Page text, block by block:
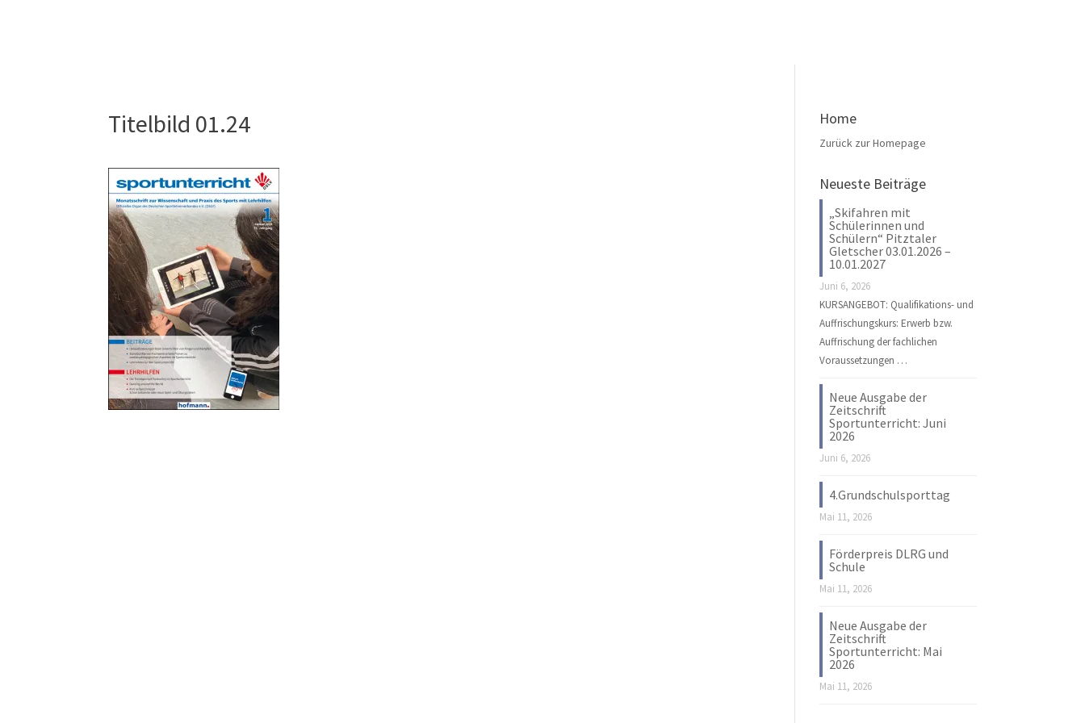
Titelbild 01.24 Home
Zurück zur Homepage
Neueste Beiträge
„Skifahren mit
Schülerinnen und
Schülern“ Pitztaler
Gletscher 03.01.2026 –
10.01.2027
Juni 6, 2026
KURSANGEBOT: Qualifikations- und
Auffrischungskurs: Erwerb bzw.
Auffrischung der fachlichen
Voraussetzungen …
Neue Ausgabe der
Zeitschrift
Sportunterricht: Juni
2026
Juni 6, 2026
4.Grundschulsporttag
Mai 11, 2026
Förderpreis DLRG und
Schule
Mai 11, 2026
Neue Ausgabe der
Zeitschrift
Sportunterricht: Mai
2026
Mai 11, 2026